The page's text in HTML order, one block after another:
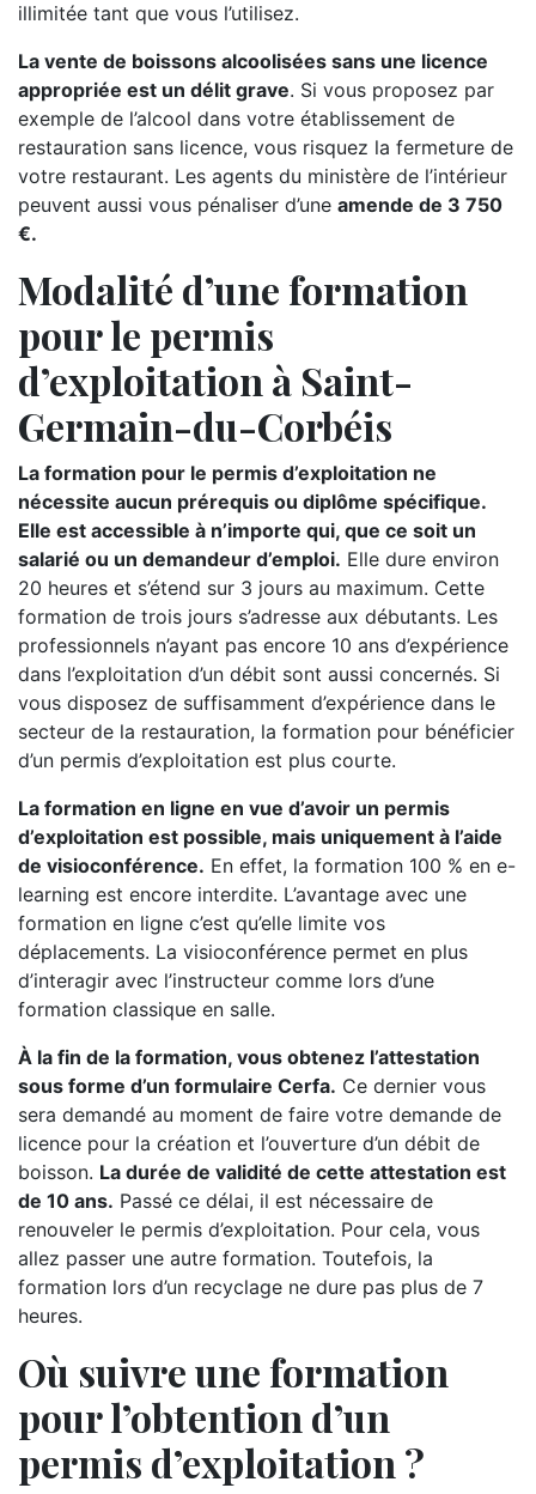
illimitée tant que vous l’utilisez.
La vente de boissons alcoolisées sans une licence
appropriée est un délit grave. Si vous proposez par
exemple de l’alcool dans votre établissement de
restauration sans licence, vous risquez la fermeture de
votre restaurant. Les agents du ministère de l’intérieur
peuvent aussi vous pénaliser d’une amende de 3 750
€.
Modalité d’une formation
pour le permis
d’exploitation à Saint-
Germain-du-Corbéis
La formation pour le permis d’exploitation ne
nécessite aucun prérequis ou diplôme spécifique.
Elle est accessible à n’importe qui, que ce soit un
salarié ou un demandeur d’emploi. Elle dure environ
20 heures et s’étend sur 3 jours au maximum. Cette
formation de trois jours s’adresse aux débutants. Les
professionnels n’ayant pas encore 10 ans d’expérience
dans l’exploitation d’un débit sont aussi concernés. Si
vous disposez de suffisamment d’expérience dans le
secteur de la restauration, la formation pour bénéficier
d’un permis d’exploitation est plus courte.
La formation en ligne en vue d’avoir un permis
d’exploitation est possible, mais uniquement à l’aide
de visioconférence. En effet, la formation 100 % en e-
learning est encore interdite. L’avantage avec une
formation en ligne c’est qu’elle limite vos
déplacements. La visioconférence permet en plus
d’interagir avec l’instructeur comme lors d’une
formation classique en salle.
À la fin de la formation, vous obtenez l’attestation
sous forme d’un formulaire Cerfa. Ce dernier vous
sera demandé au moment de faire votre demande de
licence pour la création et l’ouverture d’un débit de
boisson. La durée de validité de cette attestation est
de 10 ans. Passé ce délai, il est nécessaire de
renouveler le permis d’exploitation. Pour cela, vous
allez passer une autre formation. Toutefois, la
formation lors d’un recyclage ne dure pas plus de 7
heures.
Où suivre une formation
pour l’obtention d’un
permis d’exploitation ?